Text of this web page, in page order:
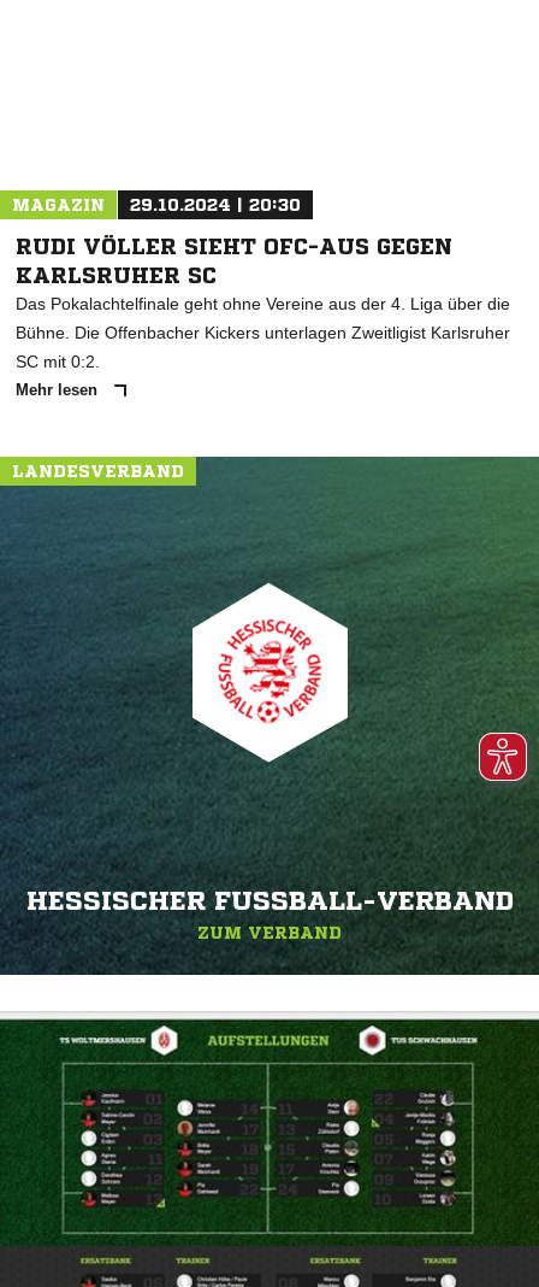
MAGAZIN 29.10.2024 | 20:30
RUDI VÖLLER SIEHT OFC-AUS GEGEN
KARLSRUHER SC
Das Pokalachtelfinale geht ohne Vereine aus der 4. Liga über die
Bühne. Die Offenbacher Kickers unterlagen Zweitligist Karlsruher
SC mit 0:2.
Mehr lesen
LANDESVERBAND
HESSISCHER FUSSBALL-VERBAND
ZUM VERBAND